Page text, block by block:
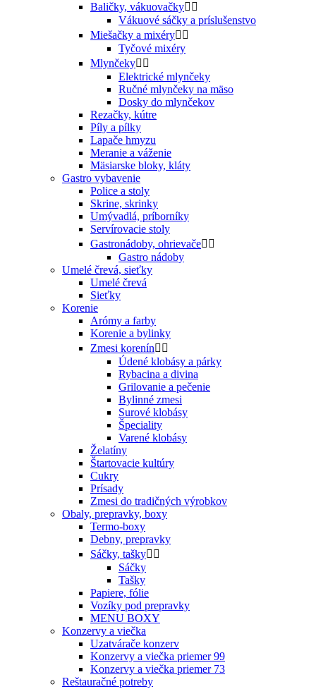
Baličky, vákuovačky 
Vákuové sáčky a príslušenstvo
Miešačky a mixéry 
Tyčové mixéry
Mlynčeky 
Elektrické mlynčeky
Ručné mlynčeky na mäso
Dosky do mlynčekov
Rezačky, kútre
Píly a pílky
Lapače hmyzu
Meranie a váženie
Mäsiarske bloky, kláty
Gastro vybavenie
Police a stoly
Skrine, skrinky
Umývadlá, príborníky
Servírovacie stoly
Gastronádoby, ohrievače 
Gastro nádoby
Umelé črevá, sieťky
Umelé črevá
Sieťky
Korenie
Arómy a farby
Korenie a bylinky
Zmesi korenín 
Údené klobásy a párky
Rybacina a divina
Grilovanie a pečenie
Bylinné zmesi
Surové klobásy
Špeciality
Varené klobásy
Želatíny
Štartovacie kultúry
Cukry
Prísady
Zmesi do tradičných výrobkov
Obaly, prepravky, boxy
Termo-boxy
Debny, prepravky
Sáčky, tašky 
Sáčky
Tašky
Papiere, fólie
Vozíky pod prepravky
MENU BOXY
Konzervy a viečka
Uzatvárače konzerv
Konzervy a viečka priemer 99
Konzervy a viečka priemer 73
Reštauračné potreby